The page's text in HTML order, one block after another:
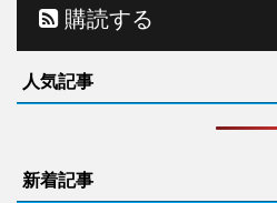
購読する
人気記事
新着記事